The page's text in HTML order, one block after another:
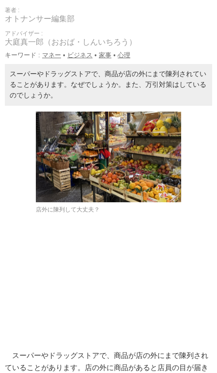
著者 :
オトナンサー編集部
アドバイザー :
大庭真一郎（おおば・しんいちろう）
キーワード : マネー • ビジネス • 家事 • 心理
スーパーやドラッグストアで、商品が店の外にまで陳列されてい
ることがあります。なぜでしょうか。また、万引対策はしている
のでしょうか。
店外に陳列して大丈夫？
スーパーやドラッグストアで、商品が店の外にまで陳列され
ていることがあります。店の外に商品があると店員の目が届き